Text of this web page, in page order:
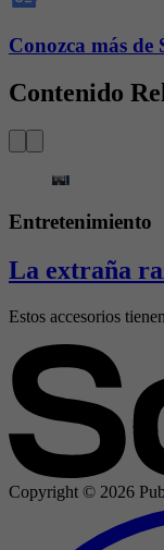
Conozca más de
Contenido
Entretenimiento
La extraña
Estos accesorios
Copyright © 2026